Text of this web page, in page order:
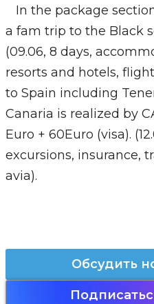
In the package
a fam trip to the Black
(09.06, 8 days,
resorts and hotels,
to Spain including
Canaria is realized by
Euro + 60Euro (visa).
excursions, insurance,
avia).
Обсудить